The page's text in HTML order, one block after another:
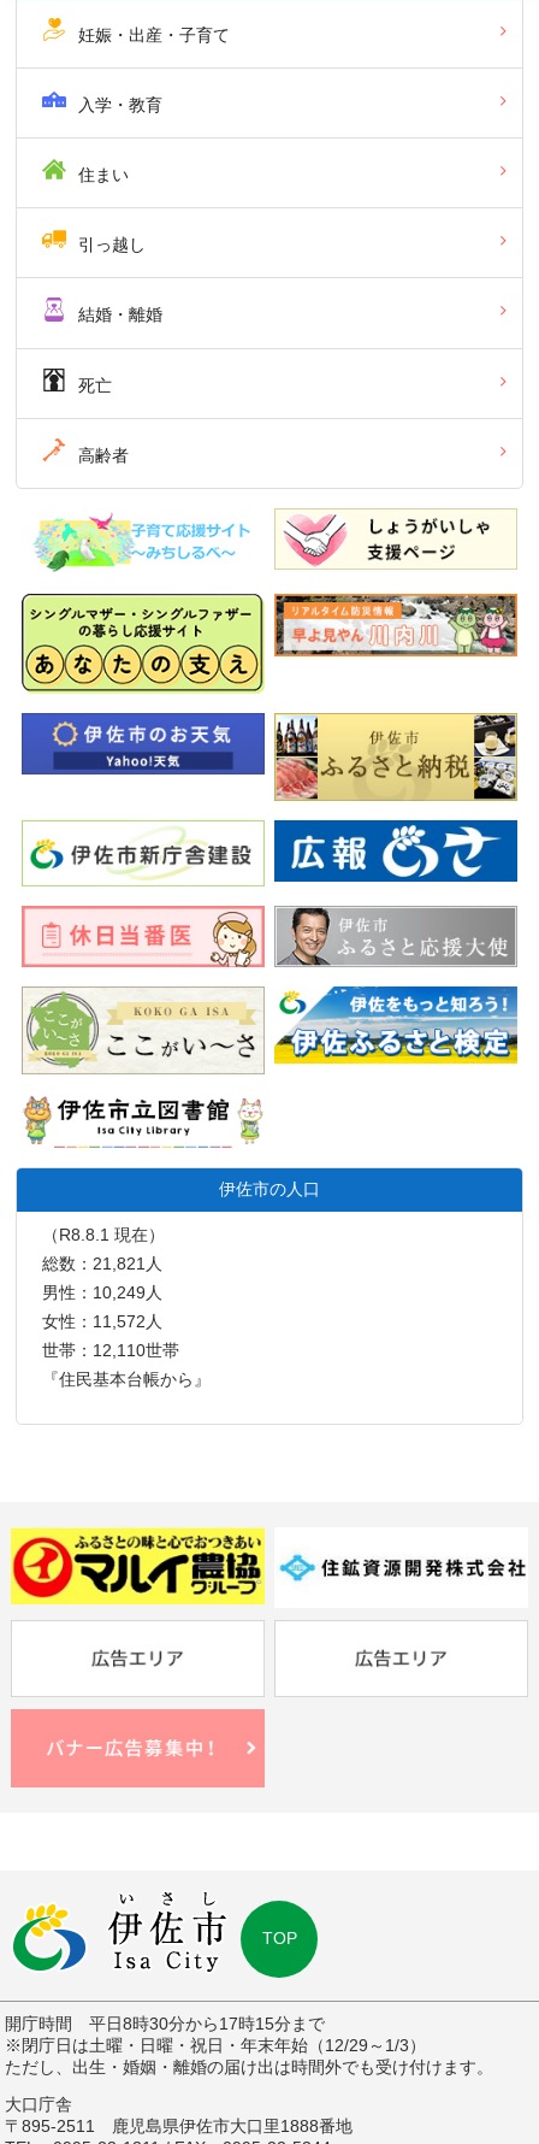
妊娠・出産・子育て
入学・教育
住まい
引っ越し
結婚・離婚
死亡
高齢者
伊佐市の人口
（R8.8.1 現在）
総数：21,821人
男性：10,249人
女性：11,572人
世帯：12,110世帯
『住民基本台帳から』
TOP
開庁時間 平日8時30分から17時15分まで
※閉庁日は土曜・日曜・祝日・年末年始（12/29～1/3）
ただし、出生・婚姻・離婚の届け出は時間外でも受け付けます。
大口庁舎
〒895-2511 鹿児島県伊佐市大口里1888番地